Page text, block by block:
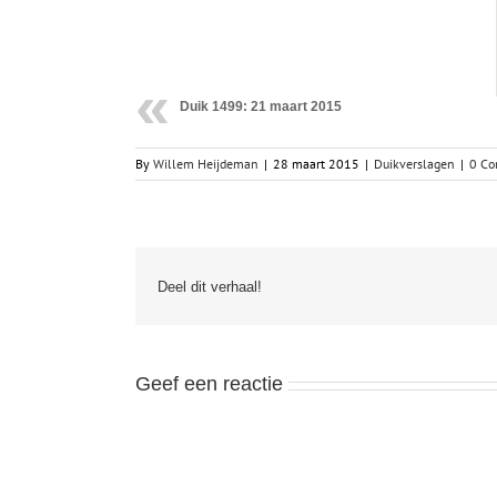
Duik 1499: 21 maart 2015
By Willem Heijdeman | 28 maart 2015 | Duikverslagen | 0
Deel dit verhaal!
Geef een reactie